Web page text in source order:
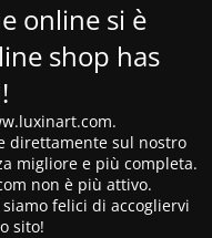
online si è
shop has
direttamente sul nostro
migliore e più completa.
non è più attivo.
felici di accogliervi
sito!